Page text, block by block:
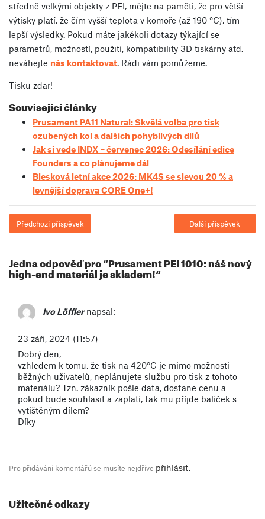
středně velkými objekty z PEI, mějte na paměti, že pro větší
výtisky platí, že čím vyšší teplota v komoře (až 190 °C), tím
lepší výsledky. Pokud máte jakékoli dotazy týkající se
parametrů, možností, použití, kompatibility 3D tiskárny atd.
neváhejte nás kontaktovat. Rádi vám pomůžeme.
Tisku zdar!
Související články
Prusament PA11 Natural: Skvělá volba pro tisk
ozubených kol a dalších pohyblivých dílů
Jak si vede INDX – červenec 2026: Odesílání edice
Founders a co plánujeme dál
Blesková letní akce 2026: MK4S se slevou 20 % a
levnější doprava CORE One+!
Předchozí příspěvek Další příspěvek
Jedna odpověď pro “Prusament PEI 1010: náš nový
high-end materiál je skladem!“
Ivo Löffler napsal:
23 září, 2024 (11:57)
Dobrý den,
vzhledem k tomu, že tisk na 420°C je mimo možnosti
běžných uživatelů, neplánujete službu pro tisk z tohoto
materiálu? Tzn. zákazník pošle data, dostane cenu a
pokud bude souhlasit a zaplatí, tak mu příjde balíček s
vytištěným dílem?
Díky
Pro přidávání komentářů se musíte nejdříve přihlásit
Užitečné odkazy